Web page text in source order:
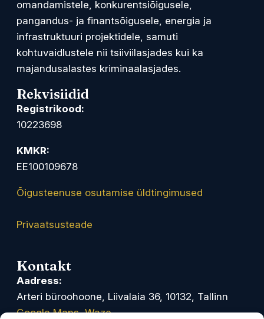
omandamistele, konkurentsiõigusele,
pangandus- ja finantsõigusele, energia ja
infrastruktuuri projektidele, samuti
kohtuvaidlustele nii tsiiviilasjades kui ka
majandusalastes kriminaalasjades.
Rekvisiidid
Registrikood:
10223698
KMKR:
EE100109678
Õigusteenuse osutamise üldtingimused
Privaatsusteade
Kontakt
Aadress:
Arteri büroohoone, Liivalaia 36, 10132, Tallinn
Google Maps Waze